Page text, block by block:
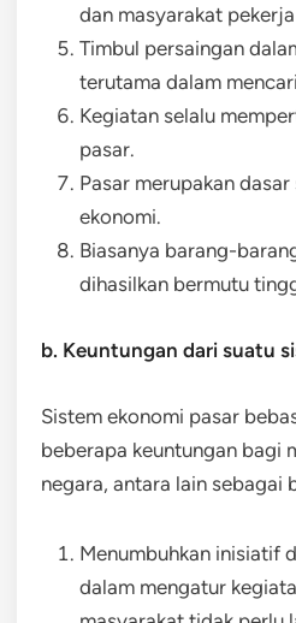
dan masyarakat
Timbul persaingan
terutama dalam
Kegiatan selalu
pasar.
Pasar merupakan
ekonomi.
Biasanya barang-
dihasilkan bermutu
b. Keuntungan dari suatu
Sistem ekonomi pasar
beberapa keuntungan bagi
negara, antara lain sebagai
Menumbuhkan inisiatif
dalam mengatur